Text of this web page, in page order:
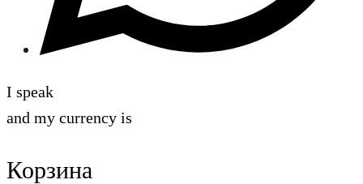
I speak
and my currency is
Корзина